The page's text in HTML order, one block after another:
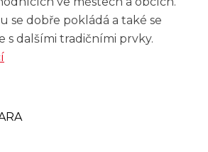
se dobře pokládá a také se
s dalšími tradičními prvky.